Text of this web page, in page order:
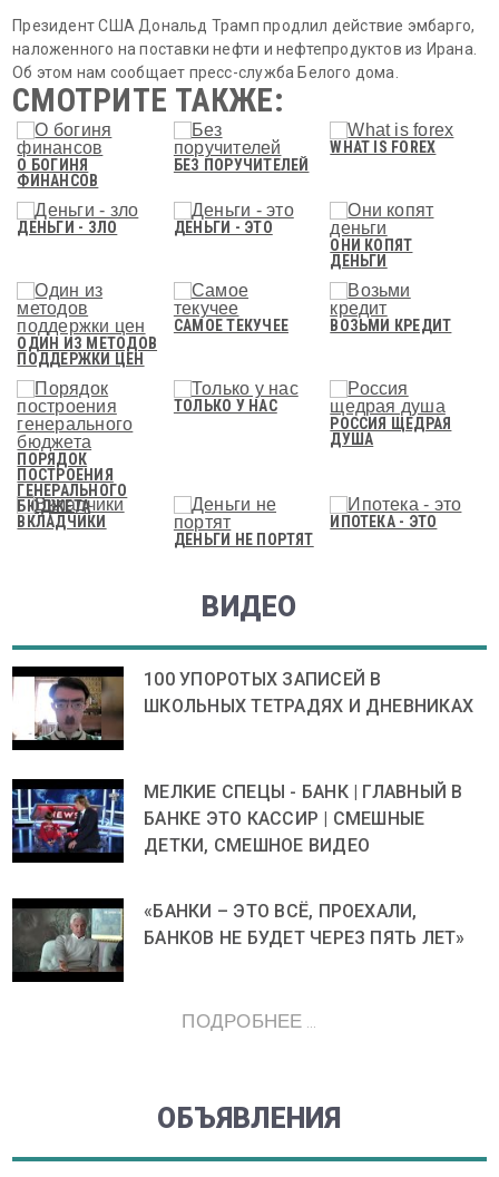
Президент США Дональд Трамп продлил действие эмбарго,
наложенного на поставки нефти и нефтепродуктов из Ирана.
Об этом нам сообщает пресс-служба Белого дома.
СМОТРИТЕ ТАКЖЕ:
О БОГИНЯ
ФИНАНСОВ
БЕЗ ПОРУЧИТЕЛЕЙ
WHAT IS FOREX
ДЕНЬГИ - ЗЛО
ДЕНЬГИ - ЭТО
ОНИ КОПЯТ
ДЕНЬГИ
ОДИН ИЗ МЕТОДОВ
ПОДДЕРЖКИ ЦЕН
САМОЕ ТЕКУЧЕЕ ВОЗЬМИ КРЕДИТ
ПОРЯДОК
ПОСТРОЕНИЯ
ГЕНЕРАЛЬНОГО
БЮДЖЕТА
ТОЛЬКО У НАС
РОССИЯ ЩЕДРАЯ
ДУША
ВКЛАДЧИКИ
ДЕНЬГИ НЕ ПОРТЯТ
ИПОТЕКА - ЭТО
ВИДЕО
100 УПОРОТЫХ ЗАПИСЕЙ В
ШКОЛЬНЫХ ТЕТРАДЯХ И ДНЕВНИКАХ
МЕЛКИЕ СПЕЦЫ - БАНК | ГЛАВНЫЙ В
БАНКЕ ЭТО КАССИР | СМЕШНЫЕ
ДЕТКИ, СМЕШНОЕ ВИДЕО
«БАНКИ – ЭТО ВСЁ, ПРОЕХАЛИ,
БАНКОВ НЕ БУДЕТ ЧЕРЕЗ ПЯТЬ ЛЕТ»
ПОДРОБНЕЕ ...
ОБЪЯВЛЕНИЯ